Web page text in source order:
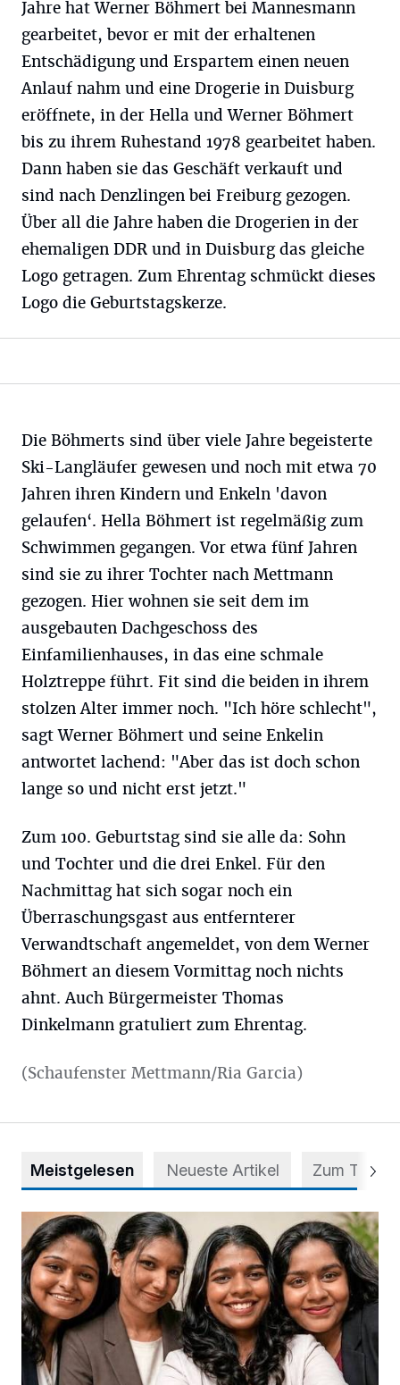
Jahre hat Werner Böhmert bei Mannesmann
gearbeitet, bevor er mit der erhaltenen
Entschädigung und Erspartem einen neuen
Anlauf nahm und eine Drogerie in Duisburg
eröffnete, in der Hella und Werner Böhmert
bis zu ihrem Ruhestand 1978 gearbeitet haben.
Dann haben sie das Geschäft verkauft und
sind nach Denzlingen bei Freiburg gezogen.
Über all die Jahre haben die Drogerien in der
ehemaligen DDR und in Duisburg das gleiche
Logo getragen. Zum Ehrentag schmückt dieses
Logo die Geburtstagskerze.
Die Böhmerts sind über viele Jahre begeisterte
Ski-Langläufer gewesen und noch mit etwa 70
Jahren ihren Kindern und Enkeln 'davon
gelaufen‘. Hella Böhmert ist regelmäßig zum
Schwimmen gegangen. Vor etwa fünf Jahren
sind sie zu ihrer Tochter nach Mettmann
gezogen. Hier wohnen sie seit dem im
ausgebauten Dachgeschoss des
Einfamilienhauses, in das eine schmale
Holztreppe führt. Fit sind die beiden in ihrem
stolzen Alter immer noch. "Ich höre schlecht",
sagt Werner Böhmert und seine Enkelin
antwortet lachend: "Aber das ist doch schon
lange so und nicht erst jetzt."
Zum 100. Geburtstag sind sie alle da: Sohn
und Tochter und die drei Enkel. Für den
Nachmittag hat sich sogar noch ein
Überraschungsgast aus entfernterer
Verwandtschaft angemeldet, von dem Werner
Böhmert an diesem Vormittag noch nichts
ahnt. Auch Bürgermeister Thomas
Dinkelmann gratuliert zum Ehrentag.
(Schaufenster Mettmann/Ria Garcia)
Meistgelesen Neueste Artikel Zum Thema
Nach Betrug: Azubis der Diakonie hoffen auf Hilfe